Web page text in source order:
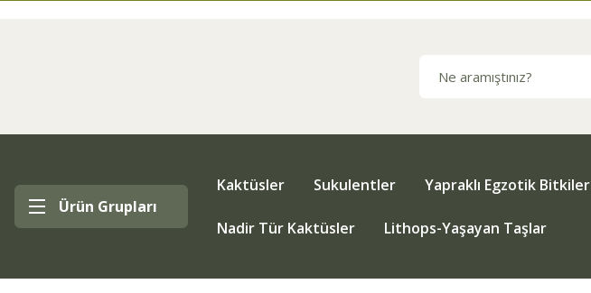
Ürün Grupları
Kaktüsler Sukulentler Yapraklı Egzotik Bitkiler
Nadir Tür Kaktüsler Lithops-Yaşayan Taşlar